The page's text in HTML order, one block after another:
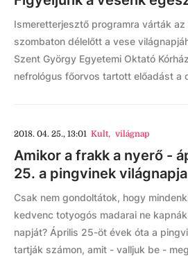
Ismeretterjesztő programra várták
szombaton délelőtt a vese
Szent György Egyetemi Oktató
nefrológus főorvos tartott előadást a
2018. 04. 25., 13:01 Kult, világnap
Amikor a frakk a nyerő -
25. a pingvinek világnapja
Csak nem gondoltátok, hogy
kedvenc totyogós madarai ne
napját? Április 25-öt évek óta a
tartják számon, amit - valljuk be -